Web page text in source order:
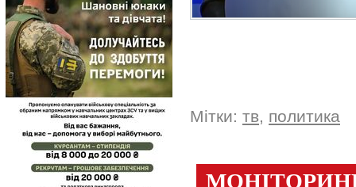
Мітки: тв, политика